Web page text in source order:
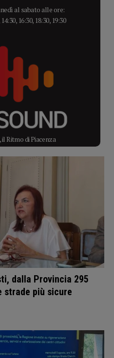
al sabato alle ore:
16:30, 18:30, 19:30
il Ritmo di Piacenza
dalla Provincia 295
strade più sicure